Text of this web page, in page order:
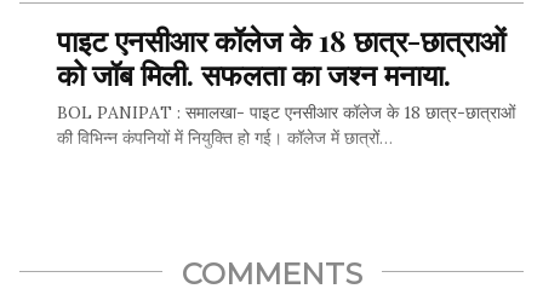
SHARE THIS...
पाइट एनसीआर कॉलेज के 18 छात्र-छात्राओं
को जॉब मिली. सफलता का जश्‍न मनाया.
BOL PANIPAT : समालखा- पाइट एनसीआर कॉलेज के 18 छात्र-छात्राओं
की विभिन्‍न कंपनियों में नियुक्ति हो गई। कॉलेज में छात्रों…
COMMENTS